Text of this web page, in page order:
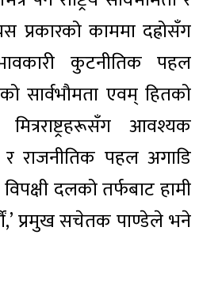
प्रकारको काममा दह्रोसँग
कुटनीतिक पहल
सार्वभौमता एवम् हितको
आवश्यक
र राजनीतिक पहल अगाडि
दलको तर्फबाट हामी
प्रमुख सचेतक पाण्डेले भने